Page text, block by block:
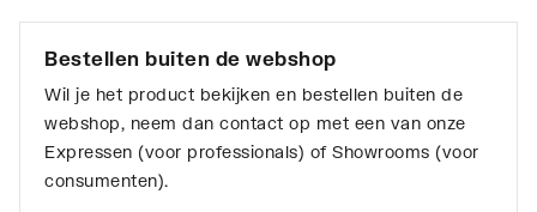
Bestellen buiten de webshop
Wil je het product bekijken en bestellen buiten de
webshop, neem dan contact op met een van onze
Expressen (voor professionals) of Showrooms (voor
consumenten).